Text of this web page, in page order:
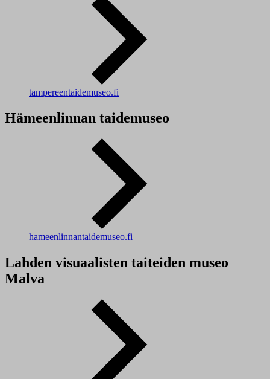
tampereentaidemuseo.fi
Hämeenlinnan taidemuseo
hameenlinnantaidemuseo.fi
Lahden visuaalisten taiteiden museo
Malva